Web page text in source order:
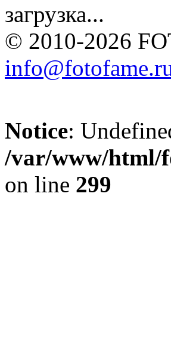
загрузка...
© 2010-2026
Notice:
/var/www/html/
on line 299